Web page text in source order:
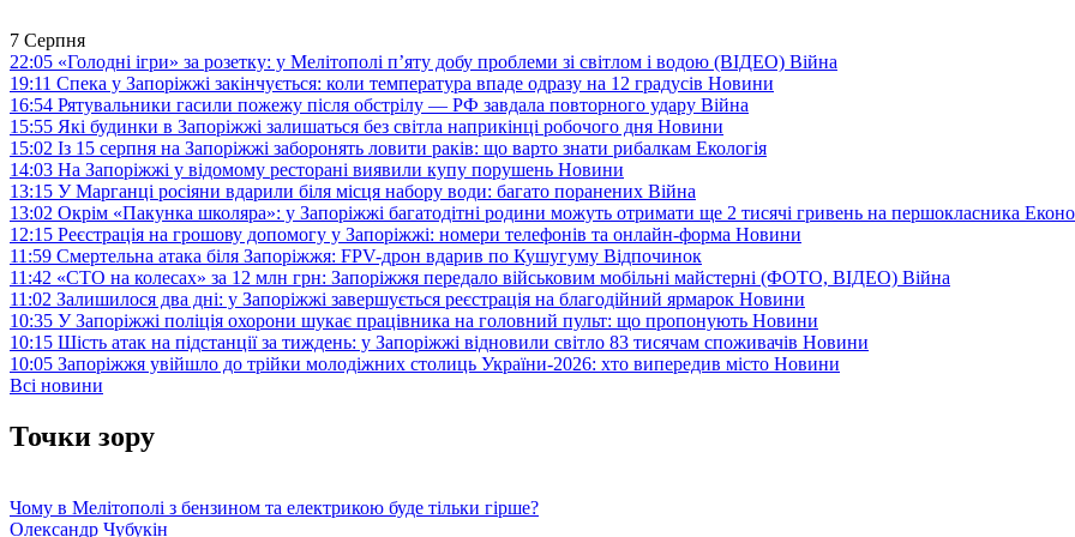
7 Серпня
22:05 «Голодні ігри» за розетку: у Мелітополі п’яту добу проблеми зі світлом і водою (ВІДЕО) Війна
19:11 Спека у Запоріжжі закінчується: коли температура впаде одразу на 12 градусів Новини
16:54 Рятувальники гасили пожежу після обстрілу — РФ завдала повторного удару Війна
15:55 Які будинки в Запоріжжі залишаться без світла наприкінці робочого дня Новини
15:02 Із 15 серпня на Запоріжжі заборонять ловити раків: що варто знати рибалкам Екологія
14:03 На Запоріжжі у відомому ресторані виявили купу порушень Новини
13:15 У Марганці росіяни вдарили біля місця набору води: багато поранених Війна
13:02 Окрім «Пакунка школяра»: у Запоріжжі багатодітні родини можуть отримати ще 2 тисячі гривень на першокласника
12:15 Реєстрація на грошову допомогу у Запоріжжі: номери телефонів та онлайн-форма Новини
11:59 Смертельна атака біля Запоріжжя: FPV-дрон вдарив по Кушугуму Відпочинок
11:42 «СТО на колесах» за 12 млн грн: Запоріжжя передало військовим мобільні майстерні (ФОТО, ВІДЕО) Війна
11:02 Залишилося два дні: у Запоріжжі завершується реєстрація на благодійний ярмарок Новини
10:35 У Запоріжжі поліція охорони шукає працівника на головний пульт: що пропонують Новини
10:15 Шість атак на підстанції за тиждень: у Запоріжжі відновили світло 83 тисячам споживачів Новини
10:05 Запоріжжя увійшло до трійки молодіжних столиць України-2026: хто випередив місто Новини
Всі новини
Точки зору
Чому в Мелітополі з бензином та електрикою буде тільки гірше?
Олександр Чубукін